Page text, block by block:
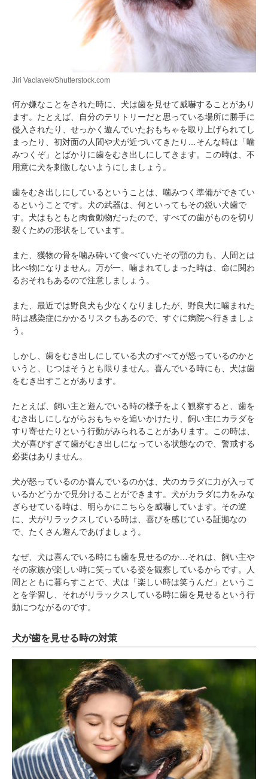
Jiri Vaclavek/Shutterstock.com
何か嫌なことをされた時に、犬は歯を見せて威嚇することがあり
ます。たとえば、自分のテリトリーだと思っている場所に勝手に
侵入されたり、せっかく遊んでいたおもちゃを取り上げられてし
まったり、初対面の人間や犬が近づいてきたり…そんな時は「噛
みつくぞ」とばかりに歯をむき出しにしてきます。この時は、不
用意に犬を刺激しないようにしましょう。
歯をむき出しにしているということは、噛みつく準備ができてい
るということです。犬の武器は、何といってもその鋭い犬歯で
す。犬はもともと肉食動物だったので、すべての歯がものを切り
裂くための形状をしています。
また、獲物の骨を噛み砕いて食べていたその顎の力も、人間とは
比べ物になりません。万が一、噛まれてしまった時は、命に関わ
るおそれもあるので注意しましょう。
また、最近では野良犬も少なくなりましたが、野良犬に噛まれた
時は感染症にかかるリスクもあるので、すぐに病院へ行きましょ
う。
しかし、歯をむき出しにしている犬のすべてが怒っているのかと
いうと、じつはそうとも限りません。喜んでいる時にも、犬は歯
をむき出すことがあります。
たとえば、飼い主と遊んでいる時の様子をよく観察すると、歯を
むき出しにしながらおもちゃを追いかけたり、飼い主にカラダを
すり寄せたりという行動がみられることがあります。この時は、
犬が喜びすぎて歯がむき出しになっている状態なので、警戒する
必要はありません。
犬が怒っているのか喜んでいるのかは、犬のカラダに力が入って
いるかどうかで見分けることができます。犬がカラダに力をみな
ぎらせている時は、明らかにこちらを威嚇しています。その逆
に、犬がリラックスしている時は、喜びを感じている証拠なの
で、たくさん遊んであげましょう。
なぜ、犬は喜んでいる時にも歯を見せるのか…それは、飼い主や
その家族が楽しい時に笑っている姿を観察しているからです。人
間とともに暮らすことで、犬は「楽しい時は笑うんだ」というこ
とを学習し、それがリラックスしている時に歯を見せるという行
動につながるのです。
犬が歯を見せる時の対策
閉じる
pecodogs
いぬ部をフォロー
pecocats
ねこ部をフォロー
アプリで開く